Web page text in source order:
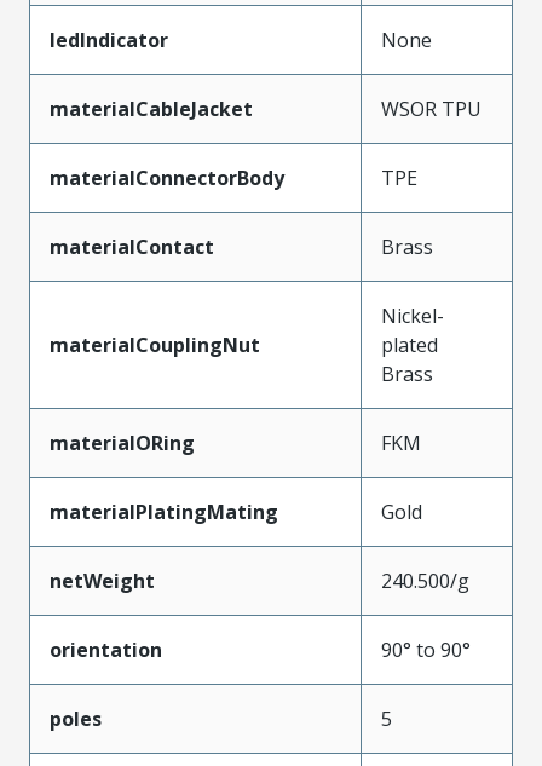
ledIndicator None
materialCableJacket WSOR TPU
materialConnectorBody TPE
materialContact Brass
materialCouplingNut
Nickel-
plated
Brass
materialORing FKM
materialPlatingMating Gold
netWeight 240.500/g
orientation 90° to 90°
poles 5